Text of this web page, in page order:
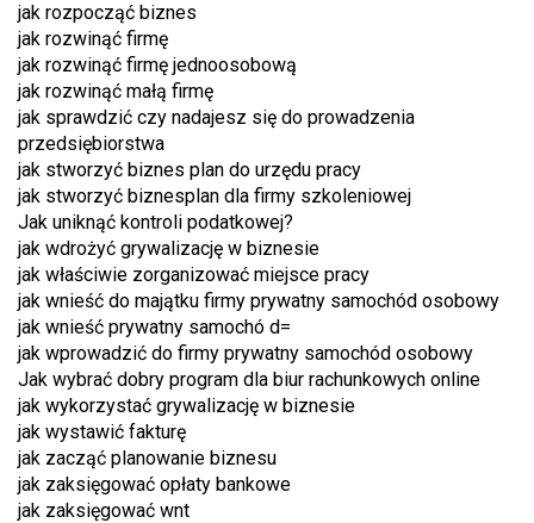
jak rozpocząć biznes
jak rozwinąć firmę
jak rozwinąć firmę jednoosobową
jak rozwinąć małą firmę
jak sprawdzić czy nadajesz się do prowadzenia
przedsiębiorstwa
jak stworzyć biznes plan do urzędu pracy
jak stworzyć biznesplan dla firmy szkoleniowej
Jak uniknąć kontroli podatkowej?
jak wdrożyć grywalizację w biznesie
jak właściwie zorganizować miejsce pracy
jak wnieść do majątku firmy prywatny samochód osobowy
jak wnieść prywatny samochó d=
jak wprowadzić do firmy prywatny samochód osobowy
Jak wybrać dobry program dla biur rachunkowych online
jak wykorzystać grywalizację w biznesie
jak wystawić fakturę
jak zacząć planowanie biznesu
jak zaksięgować opłaty bankowe
jak zaksięgować wnt